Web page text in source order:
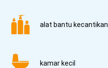
alat bantu kecantikan
kamar kecil